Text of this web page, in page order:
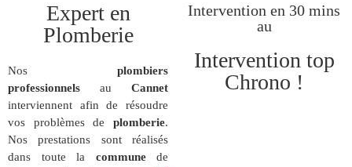
Expert en
Plomberie
Nos plombiers
professionnels au Cannet
interviennent afin de résoudre
vos problèmes de plomberie.
Nos prestations sont réalisés
dans toute la communede
Intervention en 30 mins
au
Intervention top
Chrono !